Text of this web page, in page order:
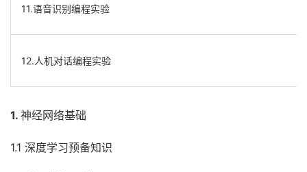
11.语音识别编程实验
12.人机对话编程实验
1. 神经网络基础
1.1 深度学习预备知识